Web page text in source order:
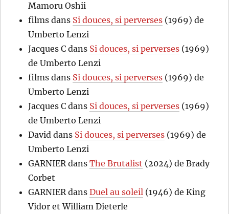
Mamoru Oshii
films dans Si douces, si perverses (1969) de
Umberto Lenzi
Jacques C dans Si douces, si perverses (1969)
de Umberto Lenzi
films dans Si douces, si perverses (1969) de
Umberto Lenzi
Jacques C dans Si douces, si perverses (1969)
de Umberto Lenzi
David dans Si douces, si perverses (1969) de
Umberto Lenzi
GARNIERdansThe Brutalist (2024) de Brady
Corbet
GARNIERdansDuel au soleil (1946) de King
Vidor et William Dieterle